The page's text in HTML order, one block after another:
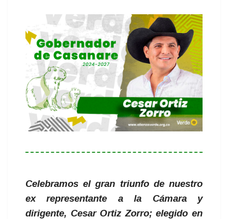
Celebramos el gran triunfo de nuestro
ex representante a la Cámara y
dirigente, Cesar Ortiz Zorro; elegido en